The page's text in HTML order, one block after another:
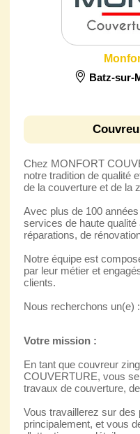
Batz-sur-
Chez MONFORT
notre tradition de qualité
de la couverture et de la
Avec plus de 100
services de haute
réparations, de
Notre équipe est
par leur métier et
clients.
Nous recherchons un(e) :
Votre mission :
En tant que couvreur
COUVERTURE, vous
travaux de couverture,
Vous travaillerez sur des
principalement, et vous